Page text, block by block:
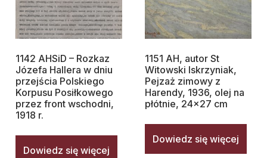
1142 AHSiD – Rozkaz
Józefa Hallera w dniu
przejścia Polskiego
Korpusu Posiłkowego
przez front wschodni,
1918 r.
Dowiedz się więcej
1151 AH, autor St
Witowski Iskrzyniak,
Pejzaż zimowy z
Harendy, 1936, olej na
płótnie, 24×27 cm
Dowiedz się więcej